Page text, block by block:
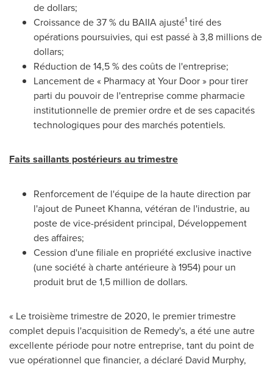
de dollars;
Croissance de 37 % du BAIIA ajusté1 tiré des
opérations poursuivies, qui est passé à 3,8 millions de
dollars;
Réduction de 14,5 % des coûts de l'entreprise;
Lancement de « Pharmacy at Your Door » pour tirer
parti du pouvoir de l'entreprise comme pharmacie
institutionnelle de premier ordre et de ses capacités
technologiques pour des marchés potentiels.
Faits saillants postérieurs au trimestre
Renforcement de l'équipe de la haute direction par
l'ajout de Puneet Khanna, vétéran de l'industrie, au
poste de vice-président principal, Développement
des affaires;
Cession d'une filiale en propriété exclusive inactive
(une société à charte antérieure à 1954) pour un
produit brut de 1,5 million de dollars.
« Le troisième trimestre de 2020, le premier trimestre
complet depuis l'acquisition de Remedy's, a été une autre
excellente période pour notre entreprise, tant du point de
vue opérationnel que financier, a déclaré David Murphy,